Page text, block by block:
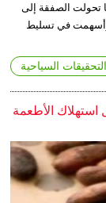
تحولت الصفقة إلى
وأسهمت في تسليط
السياحية
استهلاك الأطعمة